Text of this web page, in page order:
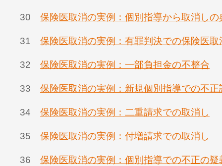
30 保険医取消の実例：個別指導から取消しの
31 保険医取消の実例：有罪判決での保険医取
32 保険医取消の実例：一部負担金の不整合
33 保険医取消の実例：新規個別指導での不正
34 保険医取消の実例：二重請求での取消し
35 保険医取消の実例：付増請求での取消し
36 保険医取消の実例：個別指導での不正の疑